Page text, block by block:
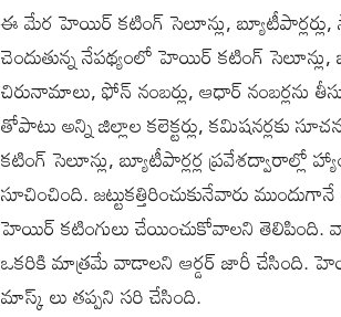
ఈ మేర హెయిర్ కటింగ్ సెలూన్లు,
చెందుతున్న నేపథ్యంలో హెయిర్ కటింగ్ సెలూన్లు,
చిరునామాలు, ఫోన్ నంబర్లు, ఆధార్ నంబర్లను
తోపాటు అన్ని జిల్లాల కలెక్టర్లు, కమిషనర్లకు
కటింగ్ సెలూన్లు, బ్యూటీపార్లర్ల ప్రవేశద్వారాల్లో
సూచించింది. జట్టుకత్తిరించుకునేవారు
హెయిర్ కటింగులు చేయించుకోవాలని తెలిపింది.
ఒకరికి మాత్రమే వాడాలని ఆర్డర్ జారీ చేసింది.
మాస్క్ లు తప్పని సరి చేసింది.